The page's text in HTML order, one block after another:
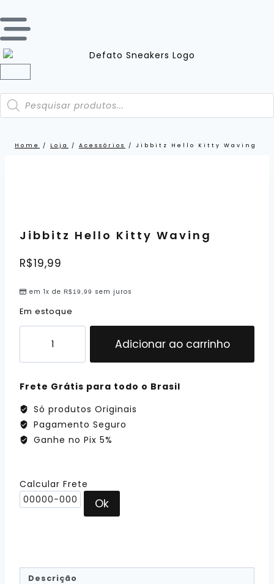
Home / Loja / Acessórios / Jibbitz Hello Kitty Waving
Jibbitz Hello Kitty Waving
R$19,99
em 1x de R$19,99 sem juros
Em estoque
Adicionar ao carrinho
Frete Grátis para todo o Brasil
Só produtos Originais
Pagamento Seguro
Ganhe no Pix 5%
Calcular Frete
Ok
Descrição